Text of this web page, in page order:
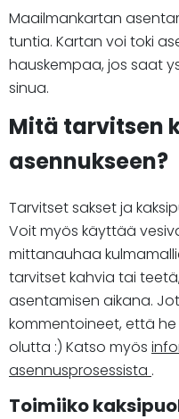
Maailmankartan
tuntia. Kartan voi toki
hauskempaa, jos saat
sinua.
Mitä tarvitsen
asennukseen?
Tarvitset sakset ja
Voit myös käyttää
mittanauhaa
tarvitset kahvia tai
asentamisen aikana.
kommentoineet, että
olutta :) Katso myös
asennusprosessista .
Toimiiko